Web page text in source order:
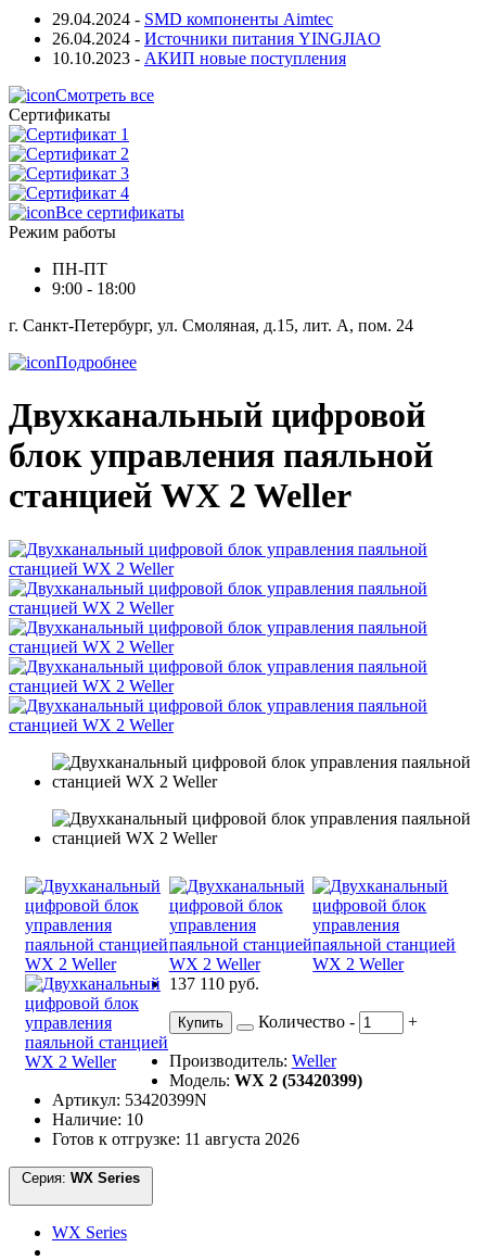
29.04.2024 - SMD компоненты Aimtec
26.04.2024 - Источники питания YINGJIAO
10.10.2023 - АКИП новые поступления
Смотреть все
Сертификаты
Все сертификаты
Режим работы
ПН-ПТ
9:00 - 18:00
г. Санкт-Петербург, ул. Смоляная, д.15, лит. А, пом. 24
Подробнее
Двухканальный цифровой
блок управления паяльной
станцией WX 2 Weller
137 110 руб.
Купить Количество - +
Производитель: Weller
Модель: WX 2 (53420399)
Артикул: 53420399N
Наличие: 10
Готов к отгрузке: 11 августа 2026
Серия:
WX Series